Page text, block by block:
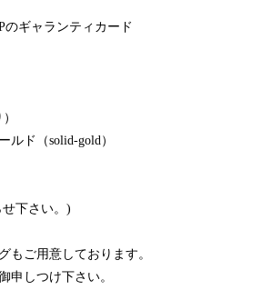
のギャランティカード
（solid-gold）
下さい。)
もご用意しております。
申しつけ下さい。